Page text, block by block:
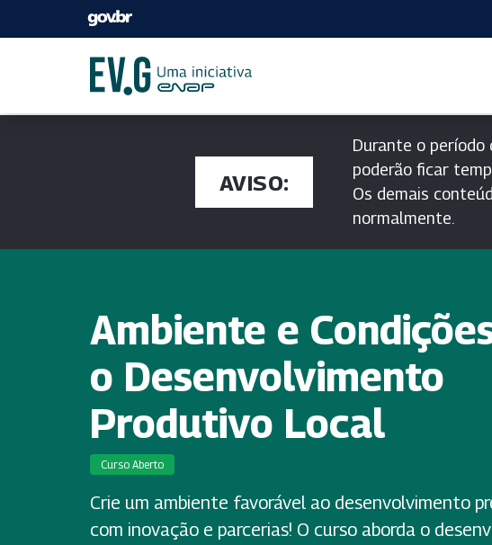
AVISO:
Durante o período
poderão ficar
Os demais
normalmente.
Ambiente e
o Desenvolvimento
Produtivo Local
Curso Aberto
Crie um ambiente favorável ao desenvolvimento
com inovação e parcerias! O curso aborda o